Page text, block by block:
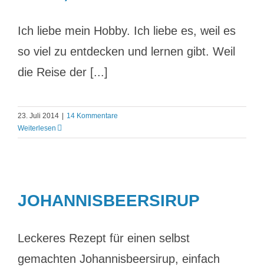
Ich liebe mein Hobby. Ich liebe es, weil es
so viel zu entdecken und lernen gibt. Weil
die Reise der [...]
23. Juli 2014
14 Kommentare
Weiterlesen
JOHANNISBEERSIRUP
Leckeres Rezept für einen selbst
gemachten Johannisbeersirup, einfach